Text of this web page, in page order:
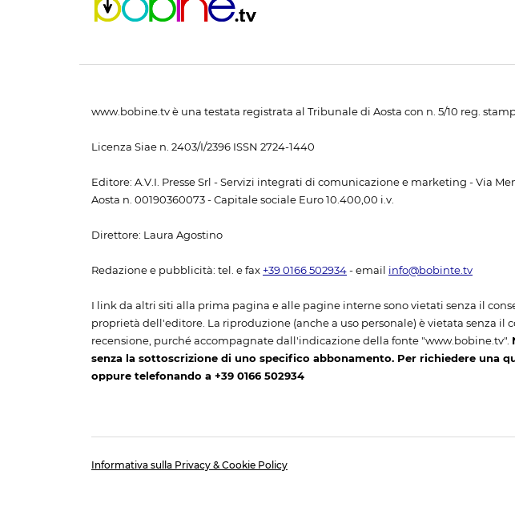
www.bobine.tv è una testata registrata al Tribunale di Aosta con n. 5/10 reg.
Licenza Siae n. 2403/I/2396 ISSN 2724-1440
Editore: A.V.I. Presse Srl - Servizi integrati di comunicazione e marketing - Via
Aosta n. 00190360073 - Capitale sociale Euro 10.400,00 i.v.
Direttore: Laura Agostino
Redazione e pubblicità: tel. e fax +39 0166 502934 - email info@bobinte.tv
I link da altri siti alla prima pagina e alle pagine interne sono vietati senza il
proprietà dell'editore. La riproduzione (anche a uso personale) è vietata senza
recensione, purché accompagnate dall'indicazione della fonte "www.bobine.tv".
senza la sottoscrizione di uno specifico abbonamento. Per richiedere una
oppure telefonando a +39 0166 502934
Informativa sulla Privacy & Cookie Policy